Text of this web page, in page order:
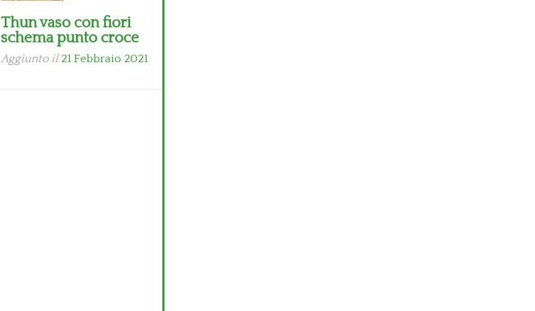
Thun vaso con fiori
schema punto croce
Aggiunto il 21 Febbraio 2021